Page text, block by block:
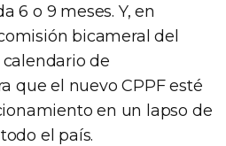
6 o 9 meses. Y, en
bicameral del
de
que el nuevo CPPF esté
en un lapso de
el país.